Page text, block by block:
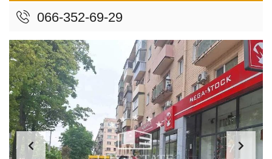
066-352-69-29